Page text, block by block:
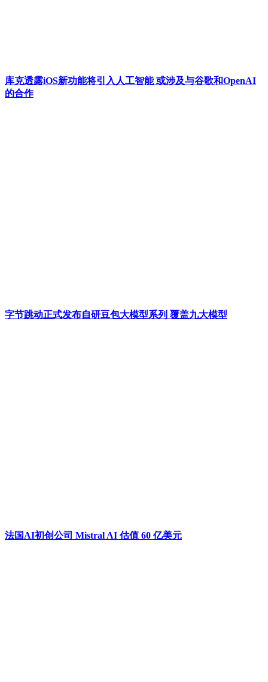
库克透露iOS新功能将引入人工智能 或涉及与谷歌和OpenAI
的合作
字节跳动正式发布自研豆包大模型系列 覆盖九大模型
法国AI初创公司 Mistral AI 估值 60 亿美元